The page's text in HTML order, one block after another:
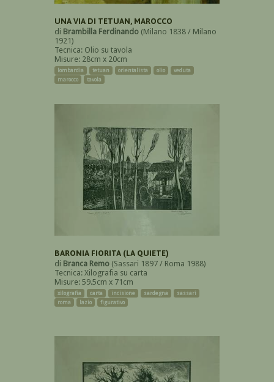
UNA VIA DI TETUAN, MAROCCO
di Brambilla Ferdinando (Milano 1838 / Milano
1921)
Tecnica: Olio su tavola
Misure: 28cm x 20cm
lombardia tetuan orientalista olio
veduta
marocco
tavola
BARONIA FIORITA (LA QUIETE)
di Branca Remo (Sassari 1897 / Roma 1988)
Tecnica: Xilografia su carta
Misure: 59.5cm x 71cm
xilografia carta incisione sardegna
sassari
roma
lazio figurativo